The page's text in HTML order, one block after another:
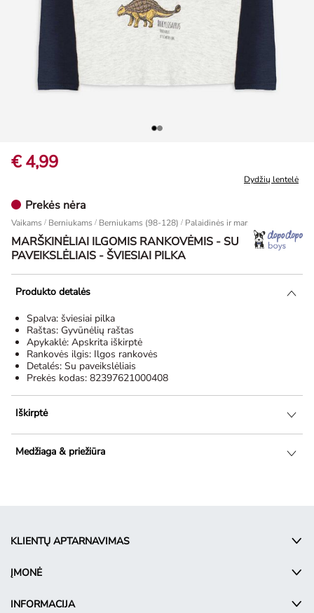
€ 4,99
Dydžių lentelė
Prekės nėra
Vaikams / Berniukams / Berniukams (98-128) / Palaidinės ir marškinėliai
MARŠKINĖLIAI ILGOMIS RANKOVĖMIS - SU
PAVEIKSLĖLIAIS - ŠVIESIAI PILKA
Produkto detalės
Spalva: šviesiai pilka
Raštas: Gyvūnėlių raštas
Apykaklė: Apskrita iškirptė
Rankovės ilgis: Ilgos rankovės
Detalés: Su paveikslėliais
Prekės kodas: 82397621000408
Iškirptė
Medžiaga & priežiūra
KLIENTŲ APTARNAVIMAS
ĮMONĖ
INFORMACIJA